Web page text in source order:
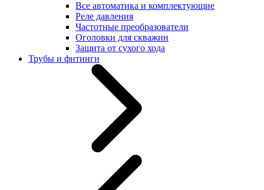
Все автоматика и комплектующие
Реле давления
Частотные преобразователи
Оголовки для скважин
Защита от сухого хода
Трубы и фитинги